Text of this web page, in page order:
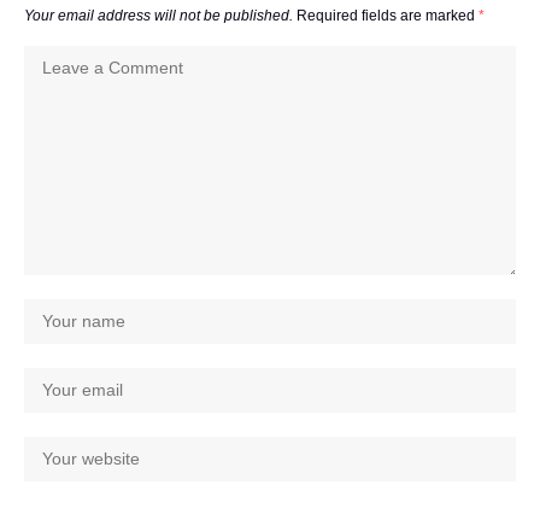
Your email address will not be published. Required fields are marked *